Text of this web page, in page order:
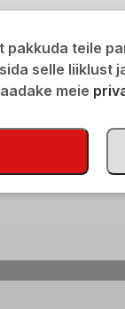
pakkuda teile
selle liiklust
meie